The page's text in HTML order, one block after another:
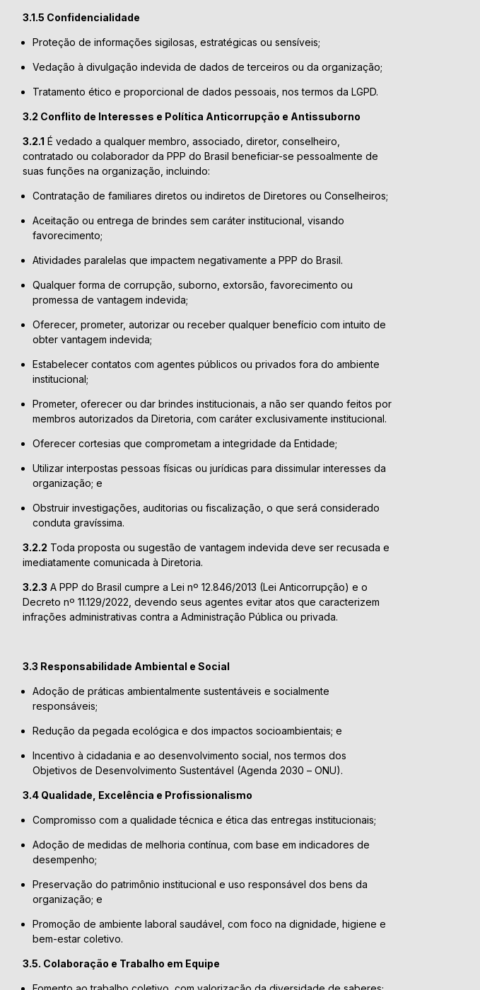
3.1.5 Confidencialidade
Proteção de informações sigilosas, estratégicas ou sensíveis;
Vedação à divulgação indevida de dados de terceiros ou da organização;
Tratamento ético e proporcional de dados pessoais, nos termos da LGPD.
3.2 Conflito de Interesses e Política Anticorrupção e Antissuborno
3.2.1 É vedado a qualquer membro, associado, diretor, conselheiro,
contratado ou colaborador da PPP do Brasil beneficiar-se pessoalmente de
suas funções na organização, incluindo:
Contratação de familiares diretos ou indiretos de Diretores ou Conselheiros;
Aceitação ou entrega de brindes sem caráter institucional, visando
favorecimento;
Atividades paralelas que impactem negativamente a PPP do Brasil.
Qualquer forma de corrupção, suborno, extorsão, favorecimento ou
promessa de vantagem indevida;
Oferecer, prometer, autorizar ou receber qualquer benefício com intuito de
obter vantagem indevida;
Estabelecer contatos com agentes públicos ou privados fora do ambiente
institucional;
Prometer, oferecer ou dar brindes institucionais, a não ser quando feitos por
membros autorizados da Diretoria, com caráter exclusivamente institucional.
Oferecer cortesias que comprometam a integridade da Entidade;
Utilizar interpostas pessoas físicas ou jurídicas para dissimular interesses da
organização; e
Obstruir investigações, auditorias ou fiscalização, o que será considerado
conduta gravíssima.
3.2.2 Toda proposta ou sugestão de vantagem indevida deve ser recusada e
imediatamente comunicada à Diretoria.
3.2.3 A PPP do Brasil cumpre a Lei nº 12.846/2013 (Lei Anticorrupção) e o
Decreto nº 11.129/2022, devendo seus agentes evitar atos que caracterizem
infrações administrativas contra a Administração Pública ou privada.
3.3 Responsabilidade Ambiental e Social
Adoção de práticas ambientalmente sustentáveis e socialmente
responsáveis;
Redução da pegada ecológica e dos impactos socioambientais; e
Incentivo à cidadania e ao desenvolvimento social, nos termos dos
Objetivos de Desenvolvimento Sustentável (Agenda 2030 – ONU).
3.4 Qualidade, Excelência e Profissionalismo
Compromisso com a qualidade técnica e ética das entregas institucionais;
Adoção de medidas de melhoria contínua, com base em indicadores de
desempenho;
Preservação do patrimônio institucional e uso responsável dos bens da
organização; e
Promoção de ambiente laboral saudável, com foco na dignidade, higiene e
bem-estar coletivo.
3.5. Colaboração e Trabalho em Equipe